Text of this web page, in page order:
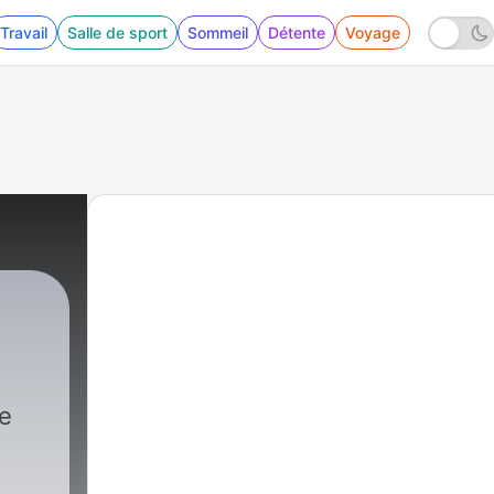
Travail Salle de sport Sommeil Détente Voyage